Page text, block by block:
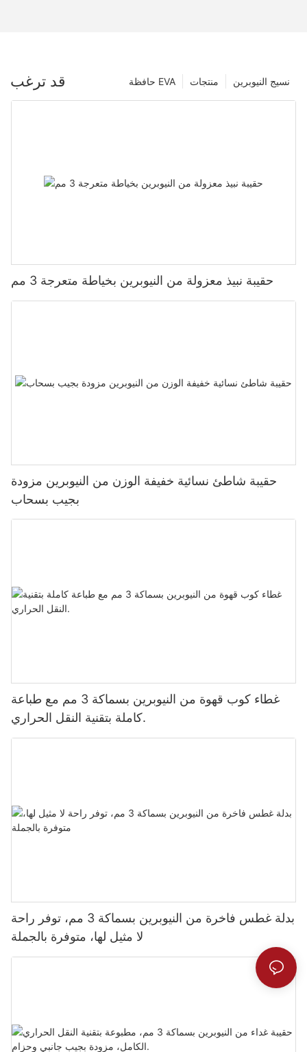
قد ترغب نسيج النيوبرين منتجات حافظة EVA
حقيبة نبيذ معزولة من النيوبرين بخياطة متعرجة 3 مم
حقيبة شاطئ نسائية خفيفة الوزن من النيوبرين مزودة
بجيب بسحاب
غطاء كوب قهوة من النيوبرين بسماكة 3 مم مع طباعة
كاملة بتقنية النقل الحراري.
بدلة غطس فاخرة من النيوبرين بسماكة 3 مم، توفر راحة
لا مثيل لها، متوفرة بالجملة